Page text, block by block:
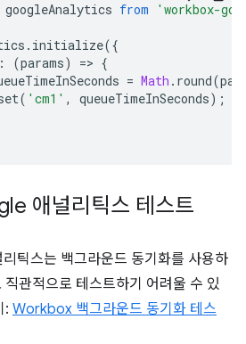
googleAnalytics from 'workbox-
. initialize({
: (params) => {
= Math . round(
( 'cm1' , queueTimeInSeconds);
애널리틱스 테스트
틱스는 백그라운드 동기화를 사용하
관적으로 테스트하기 어려울 수 있
: Workbox 백그라운드 동기화 테스